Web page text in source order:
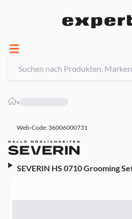
»
Web-Code: 36006000731
SEVERIN HS 0710 Grooming